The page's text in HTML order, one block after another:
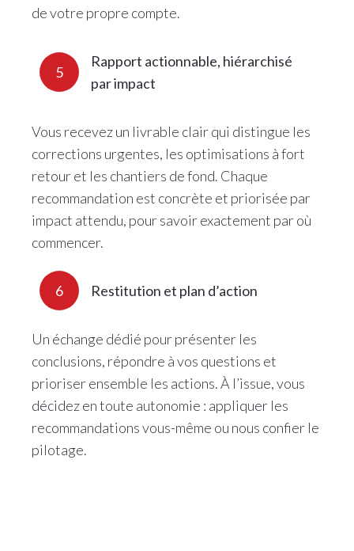
de votre propre compte.
5
Rapport actionnable, hiérarchisé
par impact
Vous recevez un livrable clair qui distingue les
corrections urgentes, les optimisations à fort
retour et les chantiers de fond. Chaque
recommandation est concrète et priorisée par
impact attendu, pour savoir exactement par où
commencer.
6 Restitution et plan d’action
Un échange dédié pour présenter les
conclusions, répondre à vos questions et
prioriser ensemble les actions. À l’issue, vous
décidez en toute autonomie : appliquer les
recommandations vous-même ou nous confier le
pilotage.